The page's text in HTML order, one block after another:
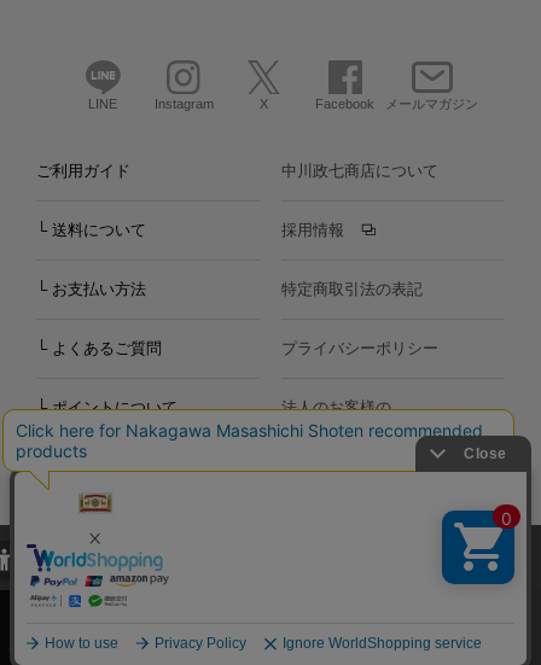
LINE Instagram X Facebook メールマガジン
ご利用ガイド
└ 送料について
└ お支払い方法
└ よくあるご質問
└ ポイントについて
お問い合わせ
中川政七商店について
採用情報
特定商取引法の表記
プライバシーポリシー
法人のお客様の
お問い合わせ
Copyright©2000-2026
Nakagawa Masashichi Shoten All Rights Reserved.
当サイトでは、当サイト内における閲覧履歴・属性情報などの取得およ
び利便性向上のためにクッキー（Cookie）を使用いたします。詳細に
関しては「プライバシーポリシー
承諾する